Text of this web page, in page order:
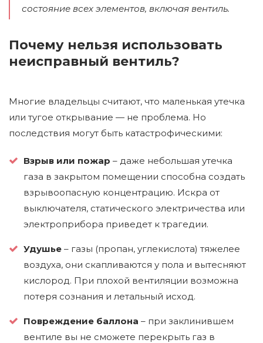
состояние всех элементов, включая вентиль.
Почему нельзя использовать
неисправный вентиль?
Многие владельцы считают, что маленькая утечка
или тугое открывание — не проблема. Но
последствия могут быть катастрофическими:
Взрыв или пожар – даже небольшая утечка
газа в закрытом помещении способна создать
взрывоопасную концентрацию. Искра от
выключателя, статического электричества или
электроприбора приведет к трагедии.
Удушье – газы (пропан, углекислота) тяжелее
воздуха, они скапливаются у пола и вытесняют
кислород. При плохой вентиляции возможна
потеря сознания и летальный исход.
Повреждение баллона – при заклинившем
вентиле вы не сможете перекрыть газ в